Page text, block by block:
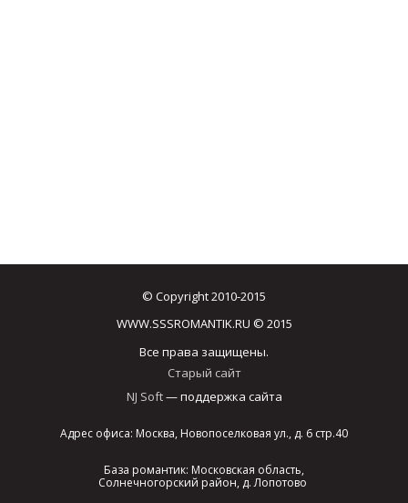
© Copyright 2010-2015
WWW.SSSROMANTIK.RU © 2015
Все права защищены.
Старый сайт
NJ Soft— поддержка сайта
Адрес офиса: Москва, Новопоселковая ул., д. 6 стр.40
База романтик: Московская область,
Солнечногорский район, д. Лопотово